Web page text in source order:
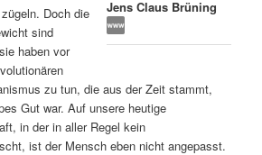
Jens Claus Brüning
Doch die
sind
haben vor
zu tun, die aus der Zeit stammt,
Gut war. Auf unsere heutige
in der in aller Regel kein
ist der Mensch eben nicht angepasst.